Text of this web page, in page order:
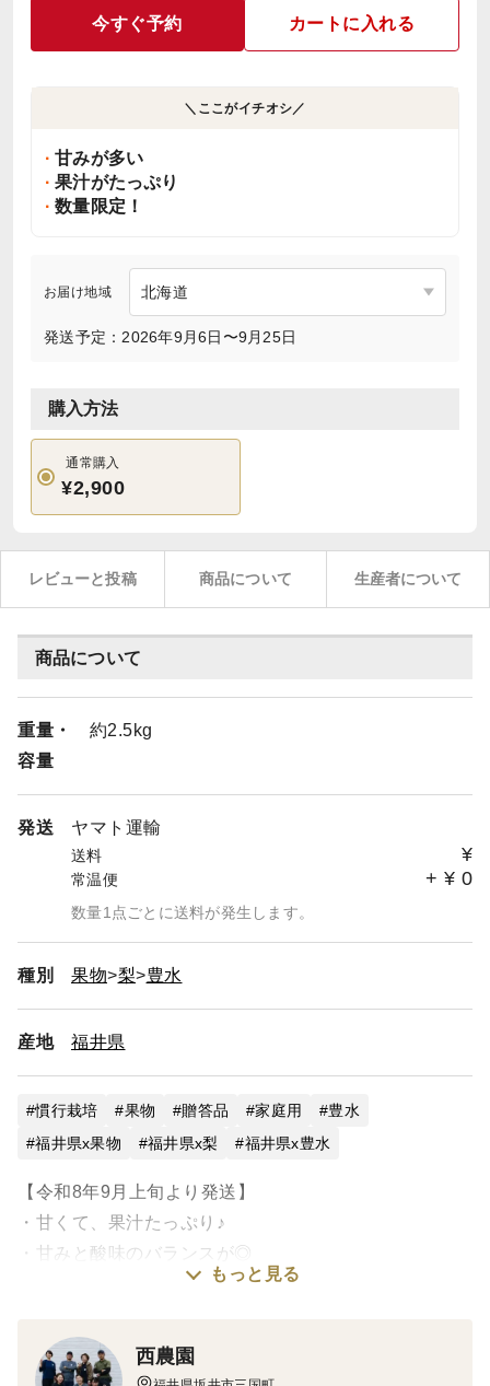
今すぐ予約 カートに入れる
＼ここがイチオシ／
甘みが多い
果汁がたっぷり
数量限定！
お届け地域
発送予定：2026年9月6日〜9月25日
購入方法
通常購入
¥2,900
レビューと投稿 商品について 生産者について
商品について
重量・
容量
約2.5kg
発送 ヤマト運輸
送料 ¥
常温便 + ¥ 0
数量1点ごとに送料が発生します。
種別 果物 梨 豊水
産地 福井県
慣行栽培 果物 贈答品 家庭用
豊水
福井県x果物
福井県x梨 福井県x豊水
【令和8年9月上旬より発送】
・甘くて、果汁たっぷり♪
・甘みと酸味のバランスが◎
・贈答品としてお届け出来ます！
もっと見る
西農園